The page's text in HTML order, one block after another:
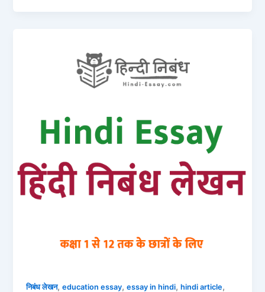
निबंध लेखन,education essay,essay in hindi,hindi article,